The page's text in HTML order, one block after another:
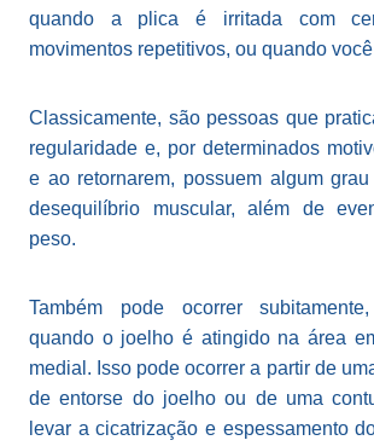
quando a plica é irritada com
movimentos repetitivos, ou quando
Classicamente, são pessoas que
regularidade e, por determinados
e ao retornarem, possuem algum
desequilíbrio muscular, além de
peso.
Também pode ocorrer
quando o joelho é atingido na área
medial. Isso pode ocorrer a partir de
de entorse do joelho ou de uma
levar a cicatrização e espessamento